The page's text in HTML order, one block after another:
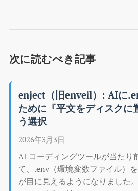
次に読むべき記事
enject（旧enveil）: AIに
ために『平文をディスクに
う選択
2026年3月3日
AI コーディングツールが当たり
て、.env（環境変数ファイル）
が目に見えるようになりました